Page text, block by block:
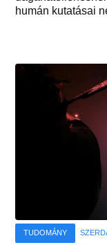
humán kutatásai
TUDOMÁNY